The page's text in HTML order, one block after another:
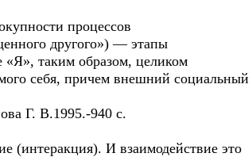
процессов
другого») — этапы
«Я», таким образом, целиком
себя, причем внешний социальный
Г. В.1995.-940 с.
(интеракция). И взаимодействие это